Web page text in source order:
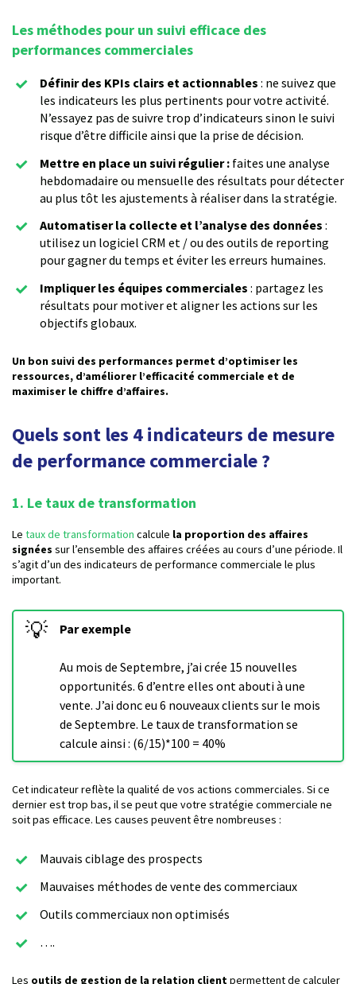
Les méthodes pour un suivi efficace des
performances commerciales
Définir des KPIs clairs et actionnables : ne suivez que
les indicateurs les plus pertinents pour votre activité.
N’essayez pas de suivre trop d’indicateurs sinon le suivi
risque d’être difficile ainsi que la prise de décision.
Mettre en place un suivi régulier : faites une analyse
hebdomadaire ou mensuelle des résultats pour détecter
au plus tôt les ajustements à réaliser dans la stratégie.
Automatiser la collecte et l’analyse des données :
utilisez un logiciel CRM et / ou des outils de reporting
pour gagner du temps et éviter les erreurs humaines.
Impliquer les équipes commerciales : partagez les
résultats pour motiver et aligner les actions sur les
objectifs globaux.
Un bon suivi des performances permet d’optimiser les
ressources, d’améliorer l’efficacité commerciale et de
maximiser le chiffre d’affaires.
Quels sont les 4 indicateurs de mesure
de performance commerciale ?
1. Le taux de transformation
Le taux de transformation calcule la proportion des affaires
signées sur l’ensemble des affaires créées au cours d’une période. Il
s’agit d’un des indicateurs de performance commerciale le plus
important.
💡 Par exemple
Au mois de Septembre, j’ai crée 15 nouvelles
opportunités. 6 d’entre elles ont abouti à une
vente. J’ai donc eu 6 nouveaux clients sur le mois
de Septembre. Le taux de transformation se
calcule ainsi : (6/15)*100 = 40%
Cet indicateur reflète la qualité de vos actions commerciales. Si ce
dernier est trop bas, il se peut que votre stratégie commerciale ne
soit pas efficace. Les causes peuvent être nombreuses :
Mauvais ciblage des prospects
Mauvaises méthodes de vente des commerciaux
Outils commerciaux non optimisés
….
Les outils de gestion de la relation clientpermettent de calculer